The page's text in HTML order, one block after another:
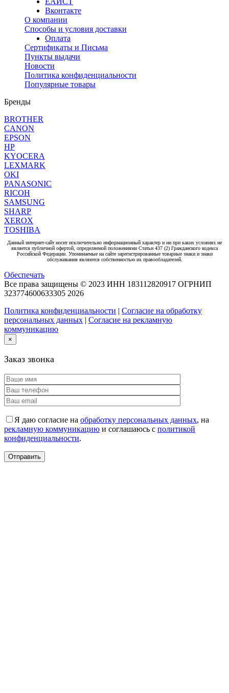
Вконтакте
О компании
Способы и условия доставки
Оплата
Сертификаты и Письма
Пункты выдачи
Новости
Политика конфиденциальности
Популярные товары
Бренды
BROTHER
CANON
EPSON
HP
KYOCERA
LEXMARK
OKI
PANASONIC
RICOH
SAMSUNG
SHARP
XEROX
TOSHIBA
Данный интернет-сайт носит исключительно информационный характер и ни при каких условиях не
является публичной офертой, определяемой положениями Статьи 437 (2) Гражданского кодекса
Российской Федерации. Упоминаемые на сайте зарегистрированные товарные знаки и знаки
обслуживания являются собственностью их правообладателей.
Обеспечать
Все права защищены © 2023 ИНН 183112820917 ОГРНИП
323774600633305 2026
Политика конфиденциальности | Согласие на обработку
персональных данных | Согласие на рекламную
коммуникацию
×
Заказ звонка
Я даю согласие на обработку персональных данных, на
рекламную коммуникацию и соглашаюсь с политикой
конфиденциальности.